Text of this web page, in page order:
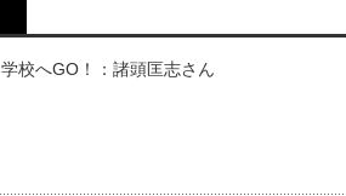
学校へGO！：諸頭匡志さん